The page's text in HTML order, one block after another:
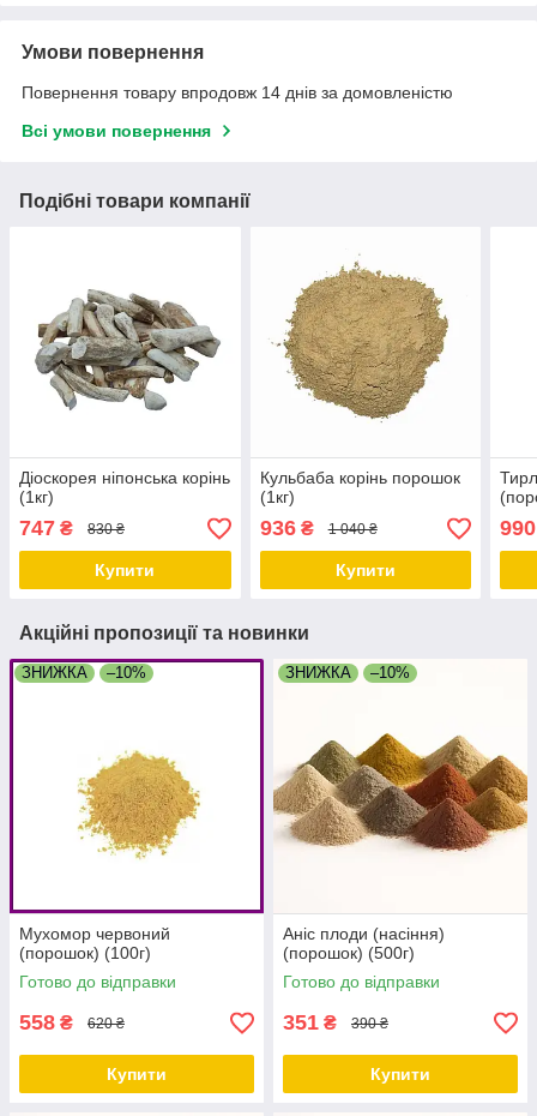
Умови повернення
Повернення товару впродовж 14 днів за домовленістю
Всі умови повернення
Подібні товари компанії
Діоскорея ніпонська корінь
(1кг)
747 ₴ 830 ₴
Купити
Кульбаба корінь порошок
(1кг)
936₴ 1 040 ₴
Купити
990
Акційні пропозиції та новинки
ЗНИЖКА –10%
Мухомор червоний
(порошок) (100г)
Готово до відправки
558 ₴ 620 ₴
Купити
ЗНИЖКА –10%
Аніс плоди (насіння)
(порошок) (500г)
Готово до відправки
351 ₴ 390 ₴
Купити